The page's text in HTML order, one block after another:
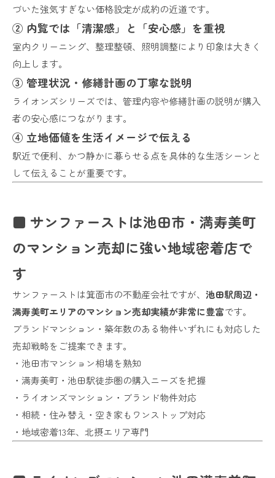
づいた強気すぎない価格設定が成約の近道です。
② 内覧では「清潔感」と「安心感」を重視
室内クリーニング、整理整頓、照明調整により印象は大きく
向上します。
③ 管理状況・修繕計画の丁寧な説明
ライオンズシリーズでは、管理内容や修繕計画の説明が購入
者の安心感につながります。
④ 立地価値を生活イメージで伝える
駅近で便利、かつ静かに暮らせる点を具体的な生活シーンと
して伝えることが重要です。
■ サンファーストは池田市・満寿美町
のマンション売却に強い地域密着店で
す
サンファーストは箕面市の不動産会社ですが、 池田駅周辺・
満寿美町エリアのマンション売却実績が非常に豊富です。
ブランドマンション・築年数のある物件いずれにも対応した
売却戦略をご提案できます。
・池田市マンション相場を熟知
・満寿美町・池田駅徒歩圏の購入ニーズを把握
・ライオンズマンション・ブランド物件対応
・相続・住み替え・空き家もワンストップ対応
・地域密着13年、北摂エリア専門